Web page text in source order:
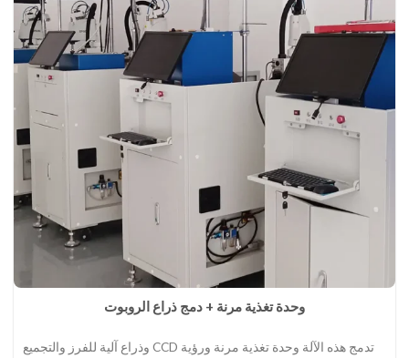
وحدة تغذية مرنة + دمج ذراع الروبوت
تدمج هذه الآلة وحدة تغذية مرنة ورؤية CCD وذراع آلية للفرز والتجميع